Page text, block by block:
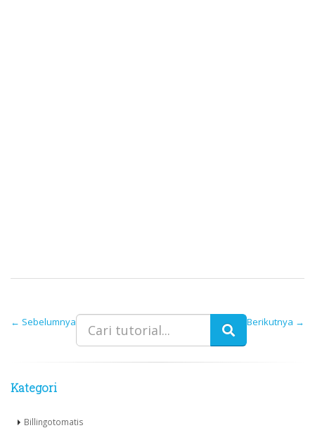
← Sebelumnya Berikutnya →
Kategori
Billingotomatis